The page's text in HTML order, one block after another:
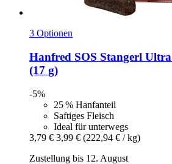
3 Optionen
Hanfred SOS Stangerl
(17 g)
-5%
25 % Hanfanteil
Saftiges Fleisch
Ideal für unterwegs
3,79 € 3,99 € (222,94 € / kg)
Zustellung bis 12. August